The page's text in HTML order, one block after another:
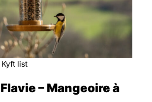
list
– Mangeoire à